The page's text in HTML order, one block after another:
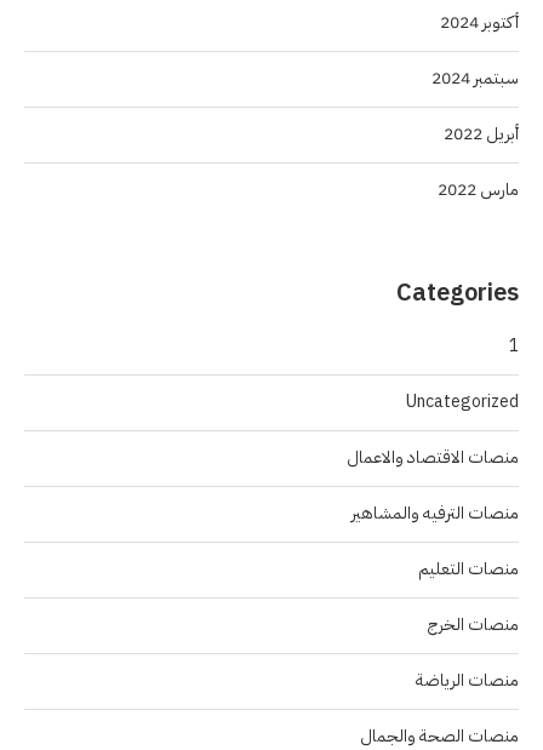
أكتوبر 2024
سبتمبر 2024
أبريل 2022
مارس 2022
Categories
1
Uncategorized
منصات الاقتصاد والاعمال
منصات الترفيه والمشاهير
منصات التعليم
منصات الخرج
منصات الرياضة
منصات الصحة والجمال